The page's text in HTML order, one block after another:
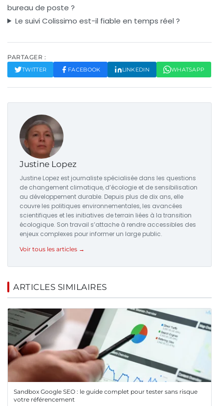
bureau de poste ?
Le suivi Colissimo est-il fiable en temps réel ?
PARTAGER :
TWITTER FACEBOOK LINKEDIN WHATSAPP
Justine Lopez
Justine Lopez est journaliste spécialisée dans les questions
de changement climatique, d’écologie et de sensibilisation
au développement durable. Depuis plus de dix ans, elle
couvre les politiques environnementales, les avancées
scientifiques et les initiatives de terrain liées à la transition
écologique. Son travail s’attache à rendre accessibles des
enjeux complexes pour informer un large public.
Voir tous les articles →
ARTICLES SIMILAIRES
Sandbox Google SEO : le guide complet pour tester sans risque
votre référencement